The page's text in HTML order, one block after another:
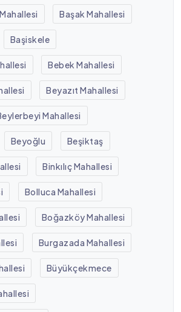
Başak Mahallesi
Başiskele
Bebek Mahallesi
Beyazıt Mahallesi
Mahallesi
Beyoğlu Beşiktaş
Binkılıç Mahallesi
Bolluca Mahallesi
Boğazköy Mahallesi
Burgazada Mahallesi
Büyükçekmece